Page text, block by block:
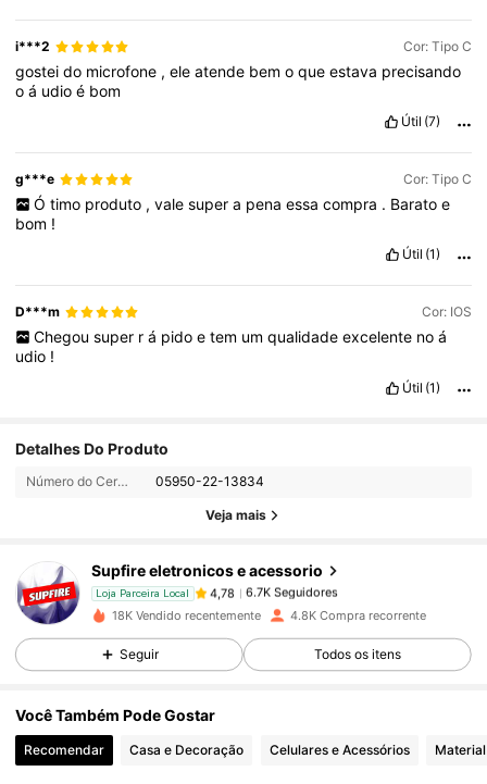
i***2 Cor: Tipo C
gosteido microfone ,eleatende bemoqueestava precisando
oá udioé bom
Útil (7)
g***e Cor: Tipo C
Ó timo produto , vale super a pena essa compra . Barato e
bom !
Útil (1)
D***m Cor: IOS
Chegou super r á pido e tem um qualidade excelente no á
udio !
Útil (1)
Detalhes Do Produto
Número do Certificado: 05950-22-13834
Veja mais
Supfire eletronicos e acessorio
Loja Parceira Local
4,78 6.7K Seguidores
4,78 6.7K Seguidores
4,78 6.7K Seguidores
18K Vendido recentemente 4.8K Compra recorrente
Seguir Todos os itens
Você Também Pode Gostar
Recomendar Casa e Decoração Celulares e Acessórios